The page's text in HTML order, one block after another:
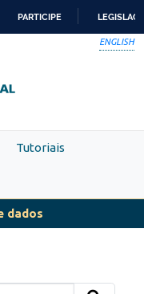
PARTICIPE
ENGLISH
Tutoriais
dados